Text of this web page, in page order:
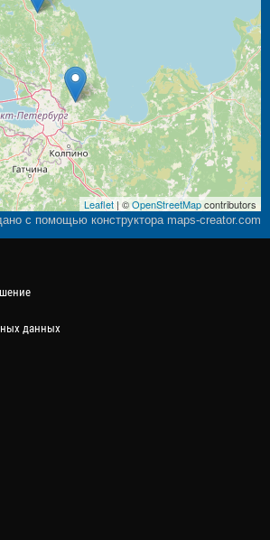
Leaflet| ©OpenStreetMapcontributors
с помощью конструктора maps-creator.com
данных